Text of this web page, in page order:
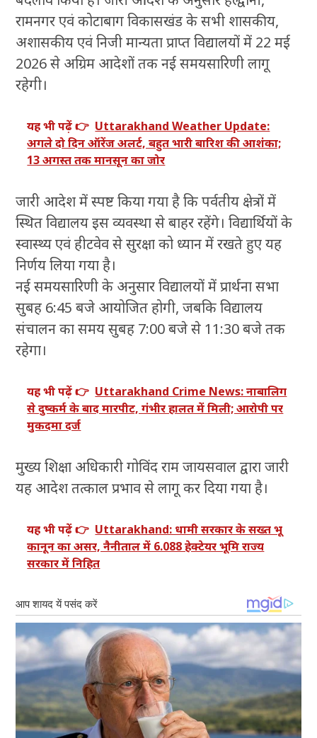
रामनगर एवं कोटाबाग विकासखंड के सभी शासकीय,
अशासकीय एवं निजी मान्यता प्राप्त विद्यालयों में 22 मई
2026 से अग्रिम आदेशों तक नई समयसारिणी लागू
रहेगी।
यह भी पढ़ें 👉 Uttarakhand Weather Update:
अगले दो दिन ऑरेंज अलर्ट, बहुत भारी बारिश की आशंका;
13 अगस्त तक मानसून का जोर
जारी आदेश में स्पष्ट किया गया है कि पर्वतीय क्षेत्रों में
स्थित विद्यालय इस व्यवस्था से बाहर रहेंगे। विद्यार्थियों के
स्वास्थ्य एवं हीटवेव से सुरक्षा को ध्यान में रखते हुए यह
निर्णय लिया गया है।
नई समयसारिणी के अनुसार विद्यालयों में प्रार्थना सभा
सुबह 6:45 बजे आयोजित होगी, जबकि विद्यालय
संचालन का समय सुबह 7:00 बजे से 11:30 बजे तक
रहेगा।
यह भी पढ़ें 👉 Uttarakhand Crime News: नाबालिग
से दुष्कर्म के बाद मारपीट, गंभीर हालत में मिली; आरोपी पर
मुकदमा दर्ज
मुख्य शिक्षा अधिकारी गोविंद राम जायसवाल द्वारा जारी
यह आदेश तत्काल प्रभाव से लागू कर दिया गया है।
यह भी पढ़ें 👉 Uttarakhand: धामी सरकार के सख्त भू
कानून का असर, नैनीताल में 6.088 हेक्टेयर भूमि राज्य
सरकार में निहित